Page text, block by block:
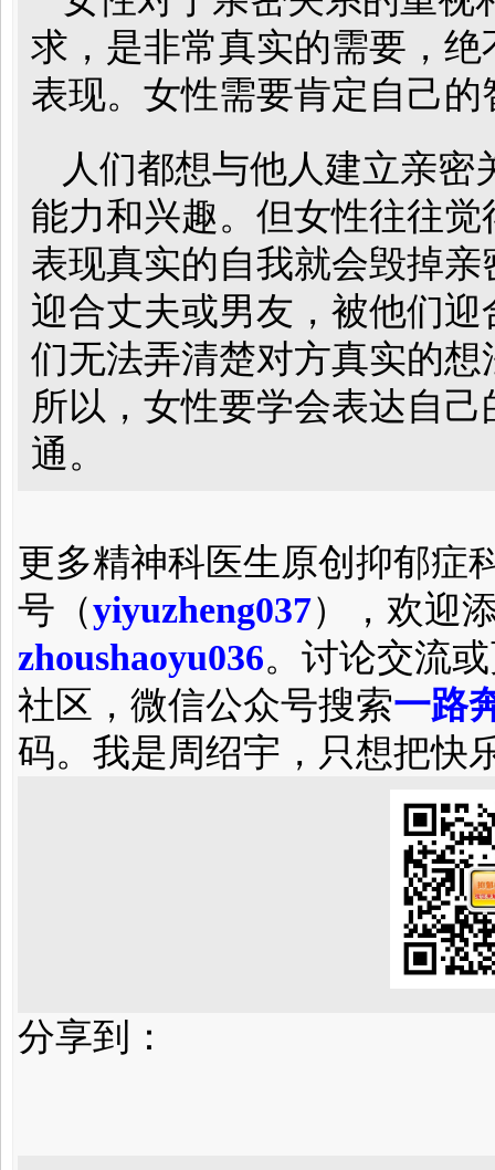
求，是非常真实的需要，绝
表现。女性需要肯定自己的
人们都想与他人建立亲
能力和兴趣。但女性往往
表现真实的自我就会毁掉
迎合丈夫或男友，被他们
们无法弄清楚对方真实的
所以，女性要学会表达自
通。
更多精神科医生原创抑郁症
号（yiyuzheng037），欢迎
zhoushaoyu036。讨论交流
社区，微信公众号搜索一路
码。我是周绍宇，只想把快
分享到：